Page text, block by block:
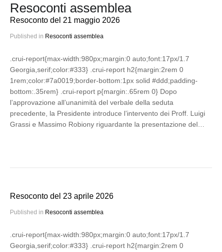
Resoconti assemblea
Resoconto del 21 maggio 2026
Published in Resoconti assemblea
.crui-report{max-width:980px;margin:0 auto;font:17px/1.7
Georgia,serif;color:#333} .crui-report h2{margin:2rem 0
1rem;color:#7a0019;border-bottom:1px solid #ddd;padding-
bottom:.35rem} .crui-report p{margin:.65rem 0} Dopo
l’approvazione all’unanimità del verbale della seduta
precedente, la Presidente introduce l’intervento dei Proff. Luigi
Grassi e Massimo Robiony riguardante la presentazione del…
Resoconto del 23 aprile 2026
Published in Resoconti assemblea
.crui-report{max-width:980px;margin:0 auto;font:17px/1.7
Georgia,serif;color:#333} .crui-report h2{margin:2rem 0